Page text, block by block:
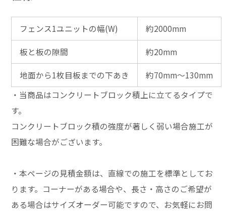
フェンス1ユニットの幅(W)
約2000mm
板と板の隙間
約20mm
地面から1枚目板までの下あき
約70mm～130mm
・当商品はコンクリートブロック積上に立てるタイプで
す。
コンクリートブロック積の強度が著しく弱い場合施工が
困難な場合がございます。
・本ページの見積金額は、直線での施工を標準としてお
ります。コーナーがある場合や、長さ・高さのご希望が
ある場合はサイズオーダー可能ですので、お気軽にお問